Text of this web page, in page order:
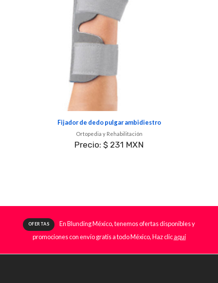
Fijador de dedo pulgar ambidiestro
Ortopedia y Rehabilitación
Precio: $ 231 MXN
OFERTAS
En Blunding México, tenemos ofertas disponibles y
promociones con envío gratis a todo México, Haz clicaquí